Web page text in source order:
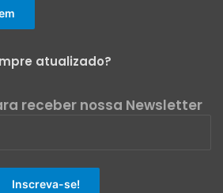
atualizado?
receber nossa Newsletter